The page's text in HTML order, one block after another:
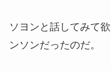
ソヨンと話してみて
ンソンだったのだ。